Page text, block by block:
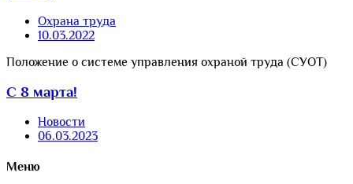
Охрана труда
10.03.2022
Положение о системе управления охраной труда (СУОТ)
С 8 марта!
Новости
06.03.2023
Меню